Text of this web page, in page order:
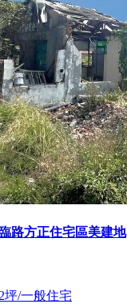
路方正住宅區美建地
坪/一般住宅